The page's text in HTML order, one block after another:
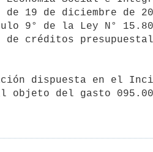
19 de diciembre de
de la Ley N°
créditos
del gasto